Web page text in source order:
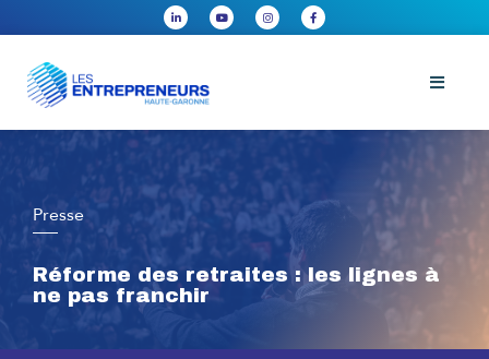
Presse
Réforme des retraites : les lignes à
ne pas franchir